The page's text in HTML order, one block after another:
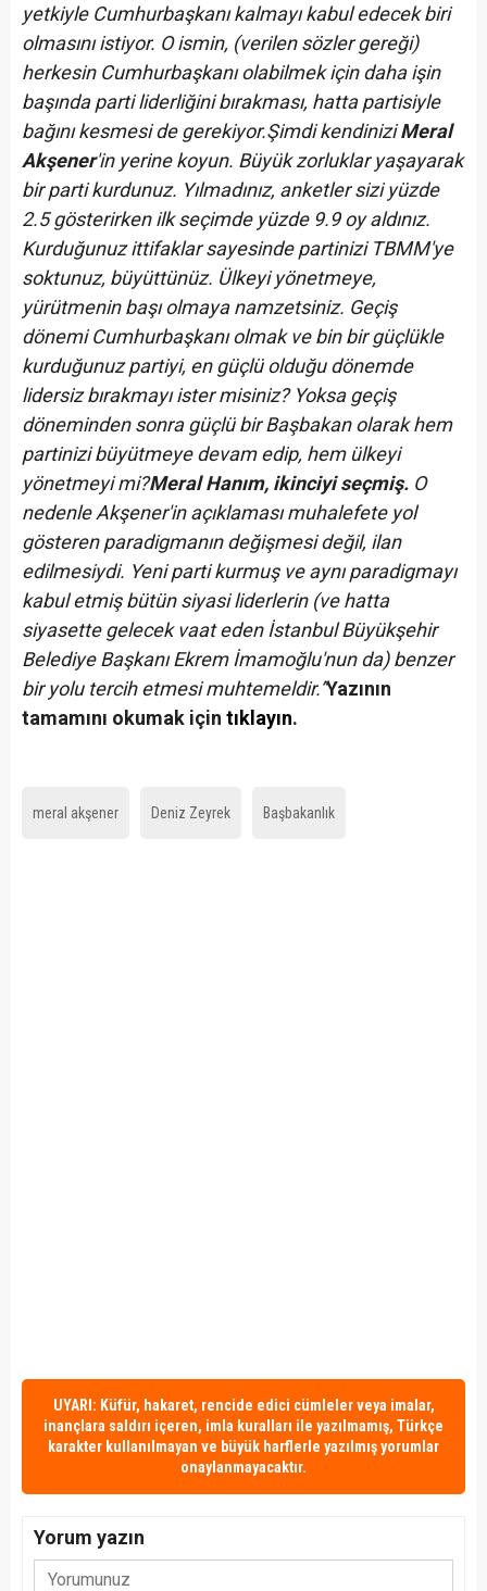
yetkiyle Cumhurbaşkanı kalmayı kabul edecek biri
olmasını istiyor. O ismin, (verilen sözler gereği)
herkesin Cumhurbaşkanı olabilmek için daha işin
başında parti liderliğini bırakması, hatta partisiyle
bağını kesmesi de gerekiyor.Şimdi kendiniziMeral
Akşener'in yerine koyun. Büyük zorluklar yaşayarak
bir parti kurdunuz. Yılmadınız, anketler sizi yüzde
2.5 gösterirken ilk seçimde yüzde 9.9 oy aldınız.
Kurduğunuz ittifaklar sayesinde partinizi TBMM'ye
soktunuz, büyüttünüz. Ülkeyi yönetmeye,
yürütmenin başı olmaya namzetsiniz. Geçiş
dönemi Cumhurbaşkanı olmak ve bin bir güçlükle
kurduğunuz partiyi, en güçlü olduğu dönemde
lidersiz bırakmayı ister misiniz? Yoksa geçiş
döneminden sonra güçlü bir Başbakan olarak hem
partinizi büyütmeye devam edip, hem ülkeyi
yönetmeyi mi?Meral Hanım, ikinciyi seçmiş. O
nedenle Akşener'in açıklaması muhalefete yol
gösteren paradigmanın değişmesi değil, ilan
edilmesiydi. Yeni parti kurmuş ve aynı paradigmayı
kabul etmiş bütün siyasi liderlerin (ve hatta
siyasette gelecek vaat eden İstanbul Büyükşehir
Belediye Başkanı Ekrem İmamoğlu'nun da) benzer
bir yolu tercih etmesi muhtemeldir.”Yazının
tamamını okumak için tıklayın.
meral akşener Deniz Zeyrek Başbakanlık
UYARI: Küfür, hakaret, rencide edici cümleler veya imalar,
inançlara saldırı içeren, imla kuralları ile yazılmamış, Türkçe
karakter kullanılmayan ve büyük harflerle yazılmış yorumlar
onaylanmayacaktır.
Yorum yazın